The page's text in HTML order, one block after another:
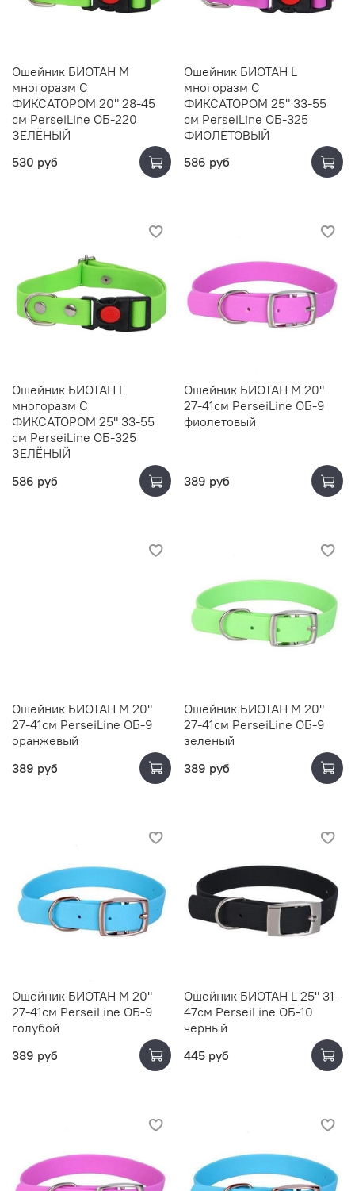
Ошейник БИОТАН M
многоразм С
ФИКСАТОРОМ 20" 28-45
см PerseiLine ОБ-220
ЗЕЛЁНЫЙ
530 руб
Ошейник БИОТАН L
многоразм С
ФИКСАТОРОМ 25" 33-55
см PerseiLine ОБ-325
ФИОЛЕТОВЫЙ
586 руб
Ошейник БИОТАН L
многоразм С
ФИКСАТОРОМ 25" 33-55
см PerseiLine ОБ-325
ЗЕЛЁНЫЙ
586 руб
Ошейник БИОТАН M 20"
27-41см PerseiLine ОБ-9
фиолетовый
389 руб
Ошейник БИОТАН M 20"
27-41см PerseiLine ОБ-9
оранжевый
389 руб
Ошейник БИОТАН M 20"
27-41см PerseiLine ОБ-9
зеленый
389 руб
Ошейник БИОТАН M 20"
27-41см PerseiLine ОБ-9
голубой
389 руб
Ошейник БИОТАН L 25" 31-
47см PerseiLine ОБ-10
черный
445 руб